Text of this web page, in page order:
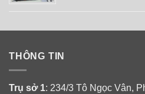
THÔNG TIN
Trụ sở 1: 234/3 Tô Ngọc Vân,